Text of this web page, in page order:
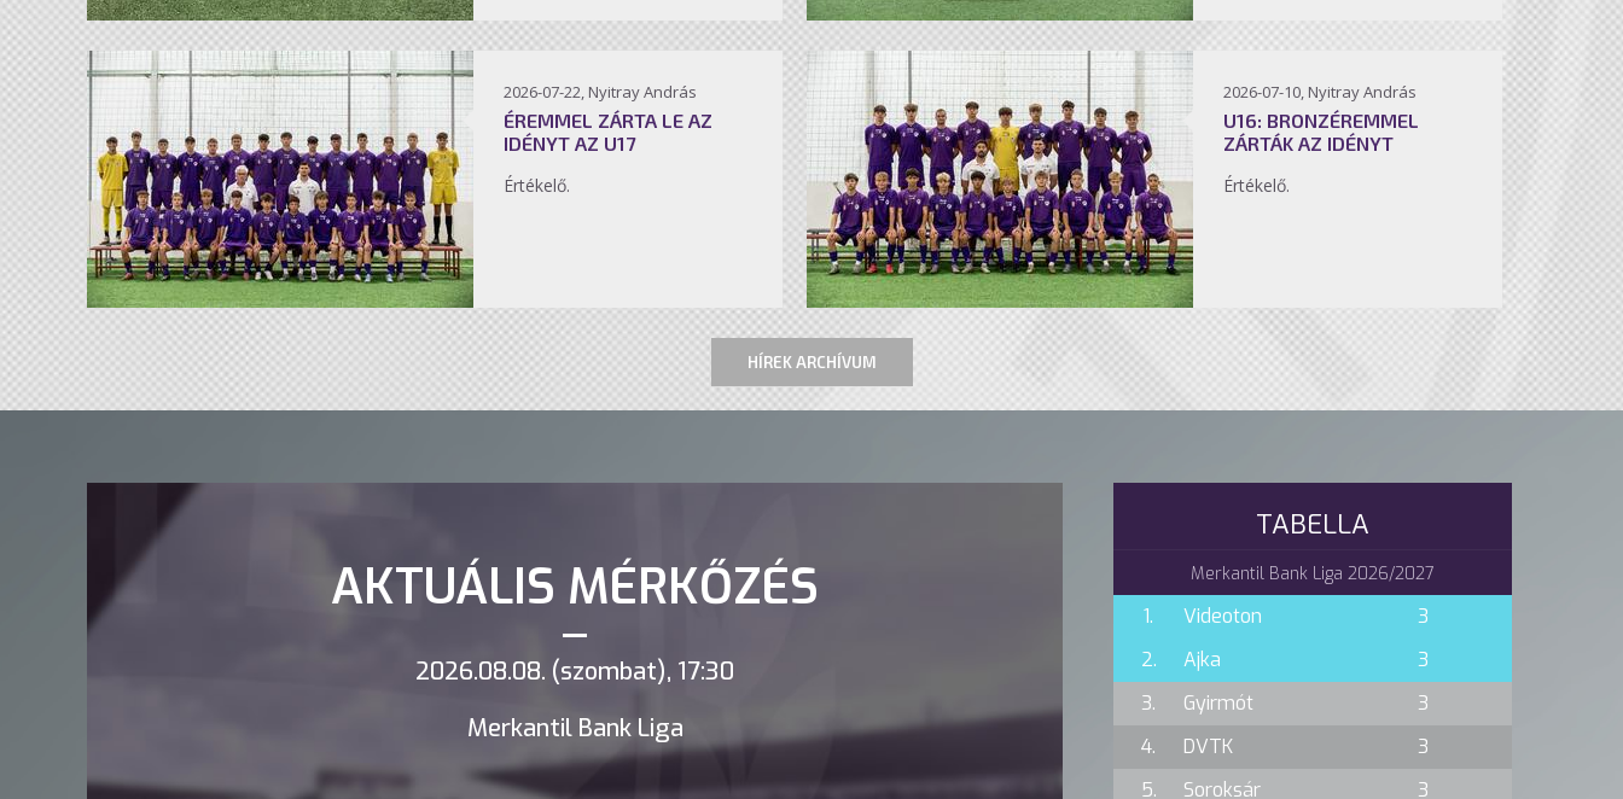
2026-07-22, Nyitray András
ÉREMMEL ZÁRTA LE AZ
IDÉNYT AZ U17
Értékelő.
2026-07-10, Nyitray András
U16: BRONZÉREMMEL
ZÁRTÁK AZ IDÉNYT
Értékelő.
HÍREK ARCHÍVUM
AKTUÁLIS MÉRKŐZÉS
2026.08.08. (szombat), 17:30
Merkantil Bank Liga
TABELLA
Merkantil Bank Liga 2026/2027
1. Videoton
3
2.
Ajka
3
3.
Gyirmót
3
4.
DVTK
3
5.
Soroksár
3